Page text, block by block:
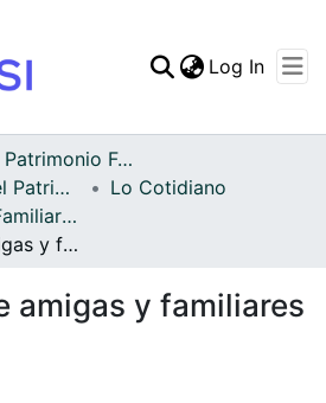
Statistics
Log In
Archivo del Patrimonio Fotográfico y Fílmico del Valle del Cauca
Fondo Archivo del Patrimonio Fotográfico y Fílmico del Valle del Cauca
Lo Cotidiano
APFFVC - Fotos Familiares - Patrimonial
Encuentro de amigas y familiares
amigas y familiares